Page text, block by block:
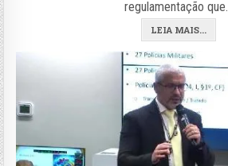
regulamentação que…
LEIA MAIS...